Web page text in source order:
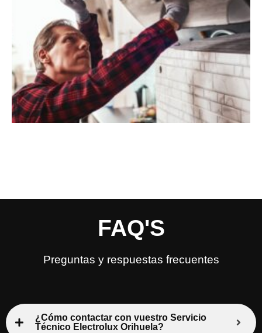
FAQ'S
Preguntas y respuestas frecuentes
¿Cómo contactar con vuestro Servicio
Técnico Electrolux Orihuela?